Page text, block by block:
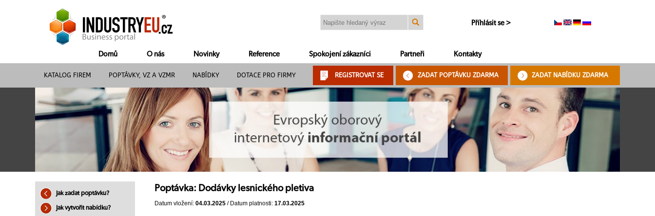
Příhlásit se >
Domů O nás Novinky Reference Spokojení zákazníci Partneři Kontakty
KATALOG FIREM POPTÁVKY, VZ A VZMR NABÍDKY DOTACE PRO FIRMY REGISTROVAT SE ZADAT POPTÁVKU ZDARMA ZADAT NABÍDKU ZDARMA
Jak zadat poptávku?
Jak vytvořit nabídku?
Poptávka: Dodávky lesnického pletiva
Datum vložení: 04.03.2025 / Datum platnosti: 17.03.2025